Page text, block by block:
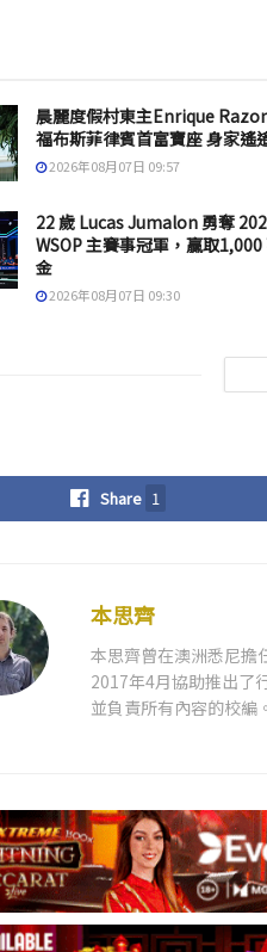
晨麗度假村東主Enrique
福布斯菲律賓首富寶座 身家遙
2026年08月07日 09:57
22 歲 Lucas Jumalon 勇奪
WSOP 主賽事冠軍，贏取
金
2026年08月07日 09:30
Share 1
本思齊
本思齊曾在澳洲悉尼擔
2017年4月協助推出了
並負責所有內容的校編。